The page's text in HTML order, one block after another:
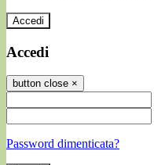
Accedi
Accedi
button close ×
Password dimenticata?